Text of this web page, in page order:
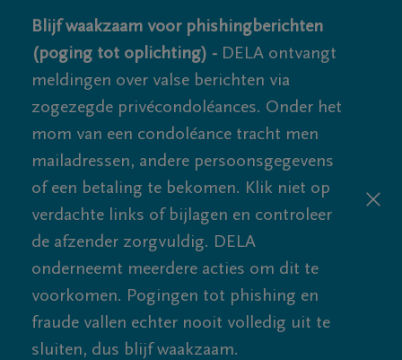
Blijf waakzaam voor phishingberichten
(poging tot oplichting) - DELA ontvangt
meldingen over valse berichten via
zogezegde privécondoléances. Onder het
mom van een condoléance tracht men
mailadressen, andere persoonsgegevens
of een betaling te bekomen. Klik niet op
verdachte links of bijlagen en controleer
de afzender zorgvuldig. DELA
onderneemt meerdere acties om dit te
voorkomen. Pogingen tot phishing en
fraude vallen echter nooit volledig uit te
sluiten, dus blijf waakzaam.